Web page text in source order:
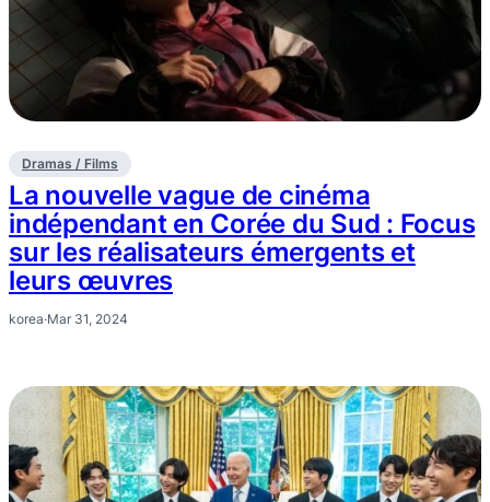
Dramas / Films
La nouvelle vague de cinéma
indépendant en Corée du Sud : Focus
sur les réalisateurs émergents et
leurs œuvres
korea·Mar 31, 2024